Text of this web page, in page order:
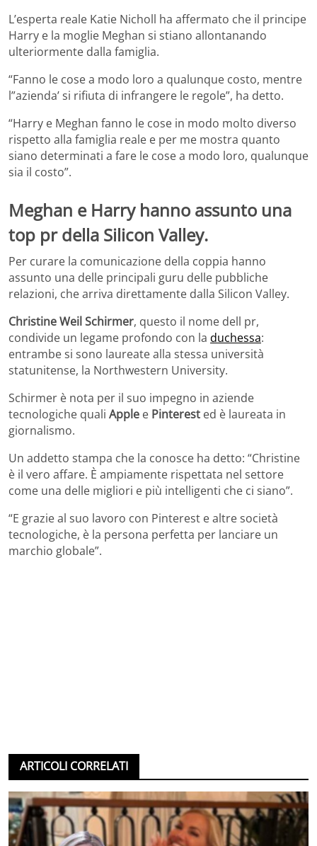
L’esperta reale Katie Nicholl ha affermato che il principe
Harry e la moglie Meghan si stiano allontanando
ulteriormente dalla famiglia.
“Fanno le cose a modo loro a qualunque costo, mentre
l”azienda’ si rifiuta di infrangere le regole”, ha detto.
“Harry e Meghan fanno le cose in modo molto diverso
rispetto alla famiglia reale e per me mostra quanto
siano determinati a fare le cose a modo loro, qualunque
sia il costo”.
Meghan e Harry hanno assunto una
top pr della Silicon Valley.
Per curare la comunicazione della coppia hanno
assunto una delle principali guru delle pubbliche
relazioni, che arriva direttamente dalla Silicon Valley.
Christine Weil Schirmer, questo il nome dell pr,
condivide un legame profondo con la duchessa:
entrambe si sono laureate alla stessa università
statunitense, la Northwestern University.
Schirmer è nota per il suo impegno in aziende
tecnologiche quali Apple e Pinterest ed è laureata in
giornalismo.
Un addetto stampa che la conosce ha detto: “Christine
è il vero affare. È ampiamente rispettata nel settore
come una delle migliori e più intelligenti che ci siano”.
“E grazie al suo lavoro con Pinterest e altre società
tecnologiche, è la persona perfetta per lanciare un
marchio globale”.
ARTICOLI CORRELATI